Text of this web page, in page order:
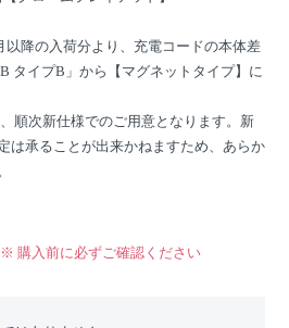
以降の入荷分より、充電コードの本体差
タイプB」から【マグネットタイプ】に
順次新仕様でのご用意となります。新
は承ることが出来かねますため、あらか
※ 購入前に必ずご確認ください